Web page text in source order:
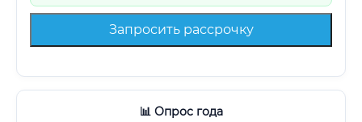
Запросить рассрочку
📊 Опрос года